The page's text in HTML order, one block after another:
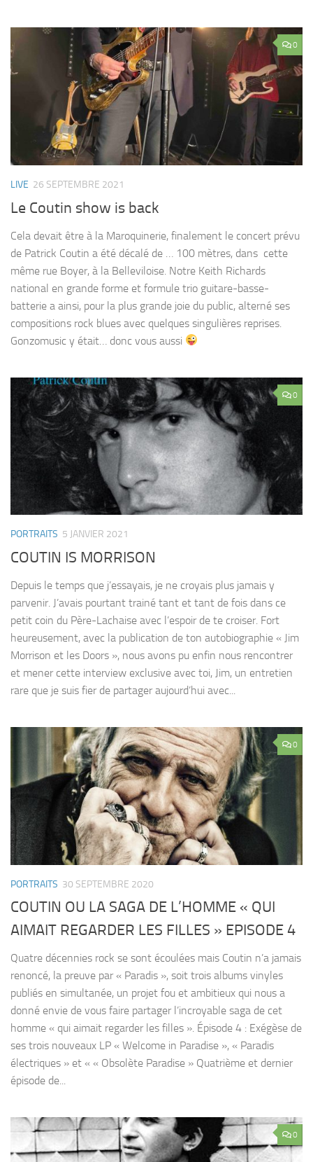
0
LIVE 26 SEPTEMBRE 2021
Le Coutin show is back
Cela devait être à la Maroquinerie, finalement le concert prévu
de Patrick Coutin a été décalé de … 100 mètres, dans cette
même rue Boyer, à la Belleviloise. Notre Keith Richards
national en grande forme et formule trio guitare-basse-
batterie a ainsi, pour la plus grande joie du public, alterné ses
compositions rock blues avec quelques singulières reprises.
Gonzomusic y était… donc vous aussi
0
PORTRAITS 5 JANVIER 2021
COUTIN IS MORRISON
Depuis le temps que j’essayais, je ne croyais plus jamais y
parvenir. J’avais pourtant trainé tant et tant de fois dans ce
petit coin du Père-Lachaise avec l’espoir de te croiser. Fort
heureusement, avec la publication de ton autobiographie « Jim
Morrison et les Doors », nous avons pu enfin nous rencontrer
et mener cette interview exclusive avec toi, Jim, un entretien
rare que je suis fier de partager aujourd’hui avec...
0
PORTRAITS 30 SEPTEMBRE 2020
COUTIN OU LA SAGA DE L’HOMME « QUI
AIMAIT REGARDER LES FILLES » EPISODE 4
Quatre décennies rock se sont écoulées mais Coutin n’a jamais
renoncé, la preuve par « Paradis », soit trois albums vinyles
publiés en simultanée, un projet fou et ambitieux qui nous a
donné envie de vous faire partager l’incroyable saga de cet
homme « qui aimait regarder les filles ». Épisode 4 : Exégèse de
ses trois nouveaux LP « Welcome in Paradise », « Paradis
électriques » et « « Obsolète Paradise » Quatrième et dernier
épisode de...
0